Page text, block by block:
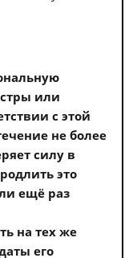
или
с этой
не более
силу в
это
ещё раз
на тех же
его